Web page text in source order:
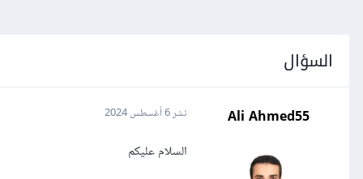
السؤال
Ali Ahmed55 نشر6 أغسطس 2024
السلام عليكم